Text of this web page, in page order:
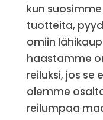
kun
tuotteita,
omiin
haastamme
reiluksi, jos se
olemme
reilumpaa